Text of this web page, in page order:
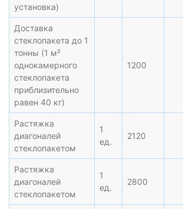
установка)
Доставка
стеклопакета до 1
тонны (1 м²
однокамерного
стеклопакета
приблизительно
равен 40 кг)
1200
Растяжка
диагоналей
стеклопакетом
1
ед.
2120
Растяжка
диагоналей
стеклопакетом
1
ед.
2800